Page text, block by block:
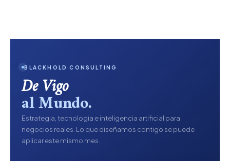
BLACKHOLD CONSULTING
De Vigo
al Mundo.
Estrategia, tecnología e inteligencia artificial para
negocios reales. Lo que diseñamos contigo se puede
aplicar este mismo mes.